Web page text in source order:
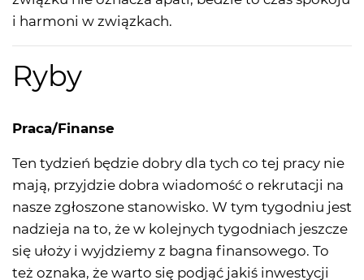
i harmoni w związkach.
Ryby
Praca/Finanse
Ten tydzień będzie dobry dla tych co tej pracy nie
mają, przyjdzie dobra wiadomość o rekrutacji na
nasze zgłoszone stanowisko. W tym tygodniu jest
nadzieja na to, że w kolejnych tygodniach jeszcze
się ułoży i wyjdziemy z bagna finansowego. To
też oznaka, że warto się podjąć jakiś inwestycji